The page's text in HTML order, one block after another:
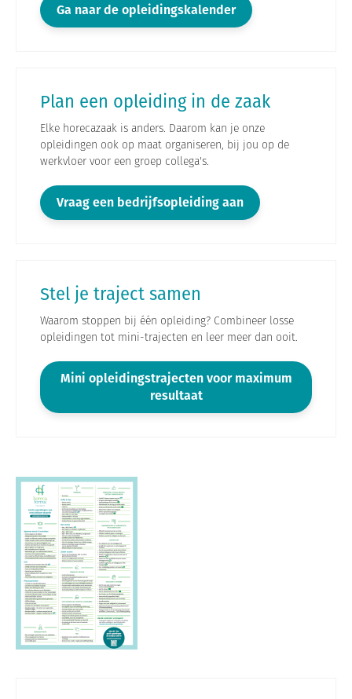
Ga naar de opleidingskalender
Plan een opleiding in de zaak
Elke horecazaak is anders. Daarom kan je onze
opleidingen ook op maat organiseren, bij jou op de
werkvloer voor een groep collega's.
Vraag een bedrijfsopleiding aan
Stel je traject samen
Waarom stoppen bij één opleiding? Combineer losse
opleidingen tot mini-trajecten en leer meer dan ooit.
Mini opleidingstrajecten voor maximum
resultaat